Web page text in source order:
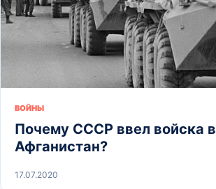
ВОЙНЫ
Почему СССР ввел войска в
Афганистан?
17.07.2020